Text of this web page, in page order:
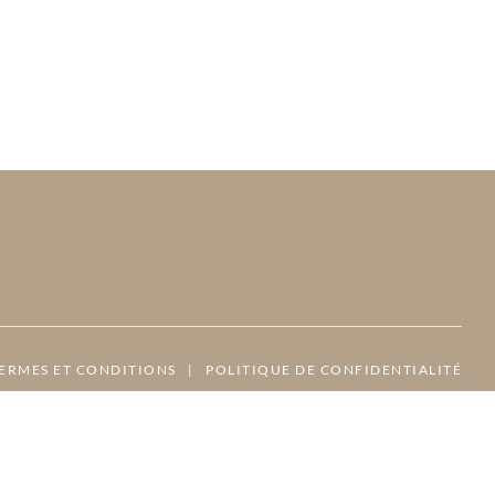
ET CONDITIONS | POLITIQUE DE CONFIDENTIALITÉ